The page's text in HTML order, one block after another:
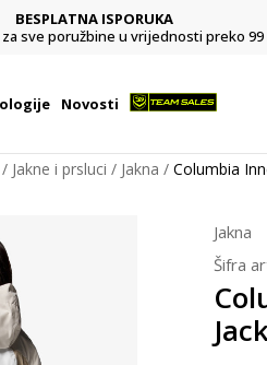
BESPLATNA ISPORUKA
sve poružbine u vrijednosti preko 99
Novosti
Jakne i prsluci Jakna Columbia
Jakna
Šifra